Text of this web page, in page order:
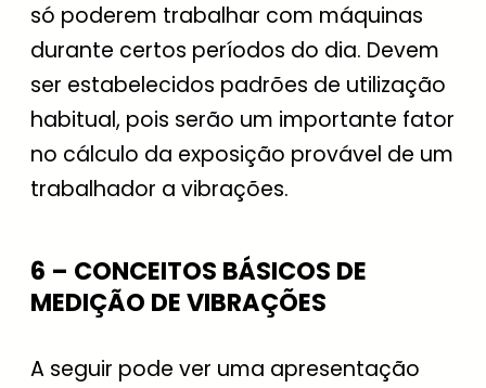
só poderem trabalhar com máquinas
durante certos períodos do dia. Devem
ser estabelecidos padrões de utilização
habitual, pois serão um importante fator
no cálculo da exposição provável de um
trabalhador a vibrações.
6 – CONCEITOS BÁSICOS DE
MEDIÇÃO DE VIBRAÇÕES
A seguir pode ver uma apresentação